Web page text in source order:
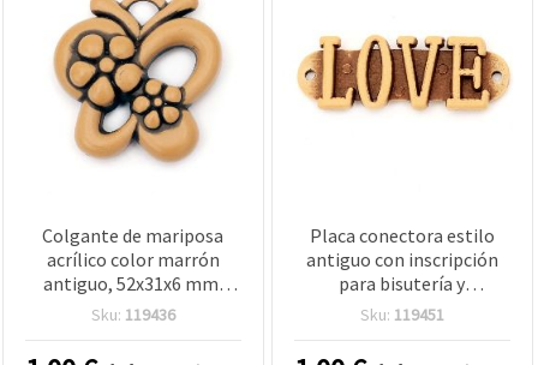
Colgante de mariposa
acrílico color marrón
antiguo, 52x31x6 mm,
agujero de 3 mm - 50 g
bisutería y manualidades
Sku: 119436
Placa conectora estilo
antiguo con inscripción
para bisutería y
manualidades, 48x17x6
marrón - 50 g (~18 uds)
Sku: 119451